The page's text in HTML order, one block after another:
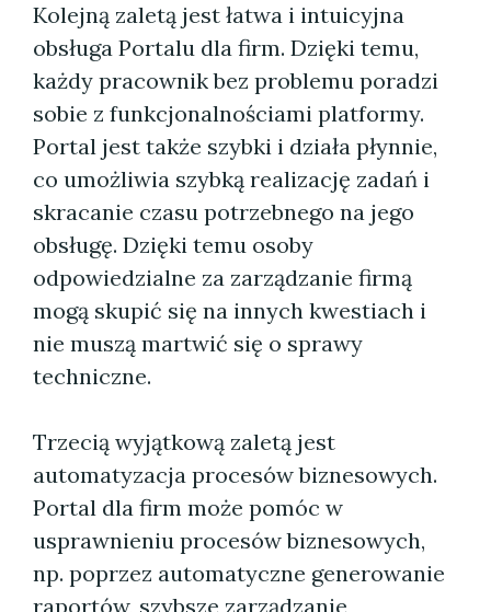
Kolejną zaletą jest łatwa i intuicyjna
obsługa Portalu dla firm. Dzięki temu,
każdy pracownik bez problemu poradzi
sobie z funkcjonalnościami platformy.
Portal jest także szybki i działa płynnie,
co umożliwia szybką realizację zadań i
skracanie czasu potrzebnego na jego
obsługę. Dzięki temu osoby
odpowiedzialne za zarządzanie firmą
mogą skupić się na innych kwestiach i
nie muszą martwić się o sprawy
techniczne.
Trzecią wyjątkową zaletą jest
automatyzacja procesów biznesowych.
Portal dla firm może pomóc w
usprawnieniu procesów biznesowych,
np. poprzez automatyczne generowanie
raportów, szybsze zarządzanie